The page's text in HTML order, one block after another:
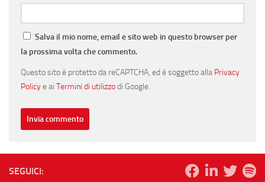
Salva il mio nome, email e sito web in questo browser per
la prossima volta che commento.
Questo sito è protetto da reCAPTCHA, ed è soggetto alla Privacy
Policye ai Termini di utilizzodi Google.
SEGUICI: